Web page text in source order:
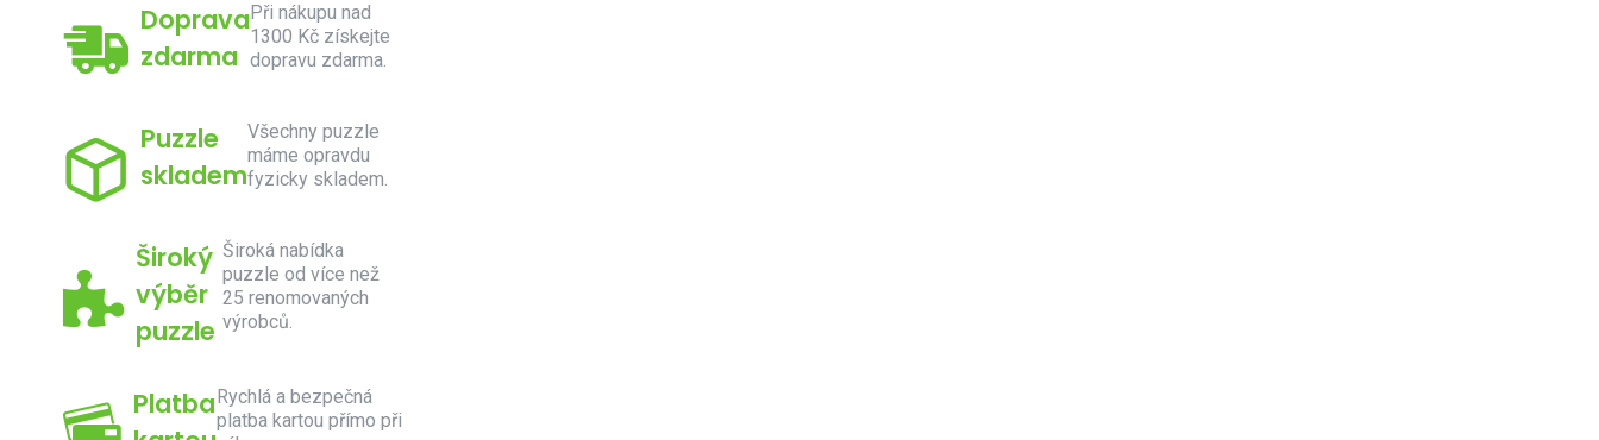
Doprava
zdarma
Při nákupu nad
1300 Kč získejte
dopravu zdarma.
Puzzle
skladem
Všechny puzzle
máme opravdu
fyzicky skladem.
Široký
výběr
puzzle
Široká nabídka
puzzle od více než
25 renomovaných
výrobců.
PlatbaRychlá a bezpečná
platba kartou přímo při